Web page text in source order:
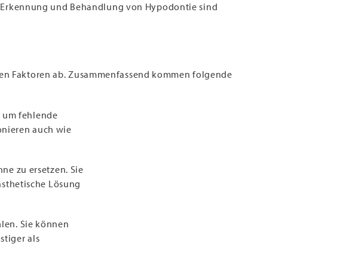
und Behandlung von Hypodontie sind
Faktoren ab. Zusammenfassend kommen folgende
fehlende
auch wie
zu ersetzen. Sie
Lösung
Sie können
als